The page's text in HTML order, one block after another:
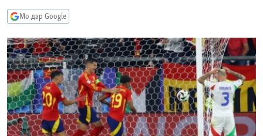
ВАРЗИШ
ОЗОДӢ ОНЛАЙН
ВИДЕО
НИГОРИСТОН
ГУЗОРИШҲОИ РАДИОӢ
РӮЙХАТҲО
КИТОБҲОИ ОЗОДӢ
Русский
ПАЙГИРӢ КУНЕД
Мо дар Google